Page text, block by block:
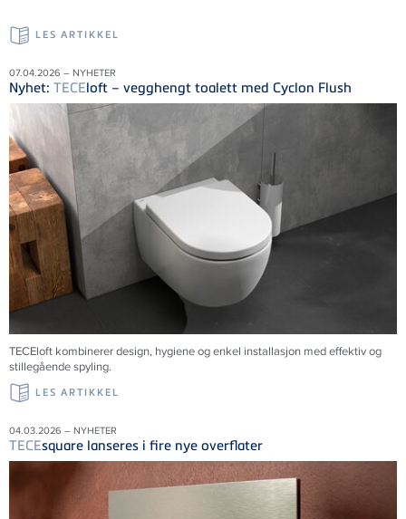
LES ARTIKKEL
07.04.2026 – NYHETER
Nyhet: TECEloft – vegghengt toalett med Cyclon Flush
TECEloft kombinerer design, hygiene og enkel installasjon med effektiv og
stillegående spyling.
LES ARTIKKEL
04.03.2026 – NYHETER
TECEsquare lanseres i fire nye overflater